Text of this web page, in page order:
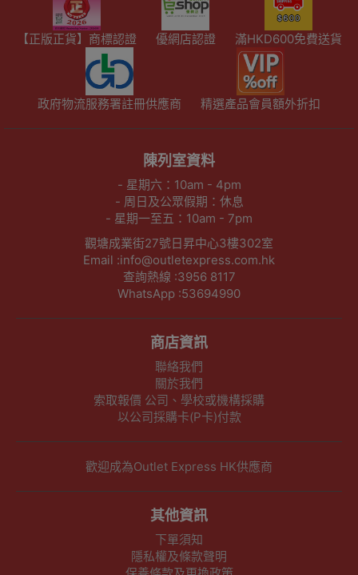
【正版正貨】商標認證 優網店認證 滿HKD600免費送貨
政府物流服務署註冊供應商 精選產品會員額外折扣
陳列室資料
- 星期六：10am - 4pm
- 周日及公眾假期：休息
- 星期一至五：10am - 7pm
觀塘成業街27號日昇中心3樓302室
Email :info@outletexpress.com.hk
查詢熱線 :3956 8117
WhatsApp :53694990
商店資訊
聯絡我們
關於我們
索取報價 公司、學校或機構採購
以公司採購卡(P卡)付款
歡迎成為Outlet Express HK供應商
其他資訊
下單須知
隱私權及條款聲明